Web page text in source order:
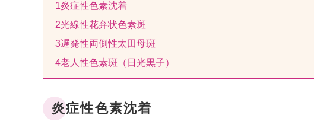
1炎症性色素沈着
2光線性花弁状色素斑
3遅発性両側性太田母斑
4老人性色素斑（日光黒子）
炎症性色素沈着